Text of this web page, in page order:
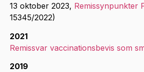
13 oktober 2023, Remissynpunkter
15345/2022)
2021
Remissvar vaccinationsbevis som
2019